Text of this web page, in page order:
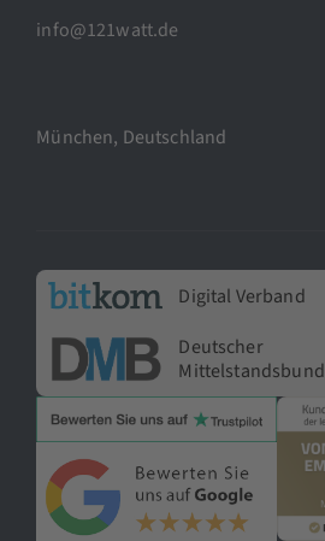
info@121watt.de
München, Deutschland
Digital Verband
Deutscher
Mittelstandsbund